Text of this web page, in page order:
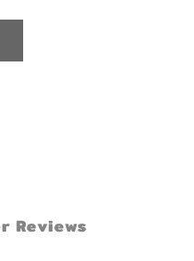
Reviews